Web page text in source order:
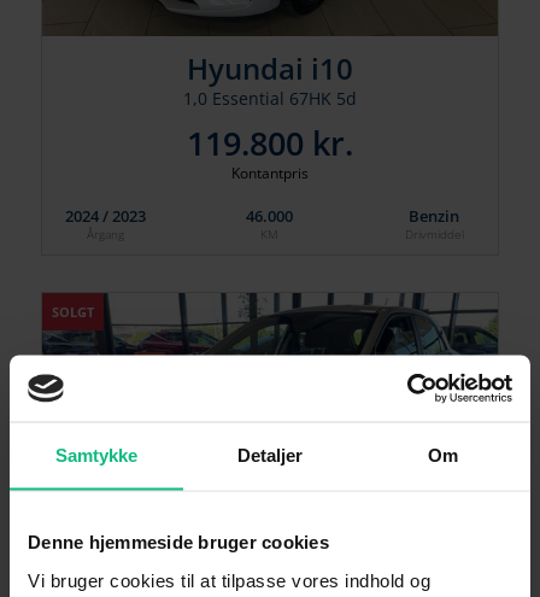
Samtykke Detaljer Om
Denne hjemmeside bruger cookies
Vi bruger cookies til at tilpasse vores indhold og
Hyundai i10
1,0 Essential 67HK 5d
119.800 kr.
Kontantpris
2024 / 2023
Årgang
46.000
KM
Benzin
Drivmiddel
SOLGT